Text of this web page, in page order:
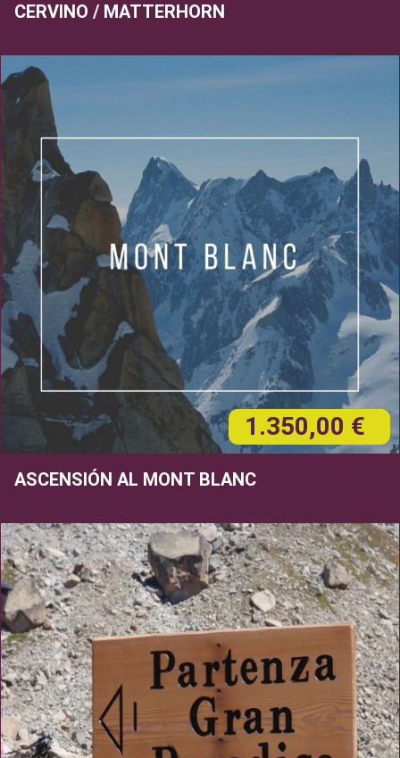
CERVINO / MATTERHORN
1.350,00 €
ASCENSIÓN AL MONT BLANC